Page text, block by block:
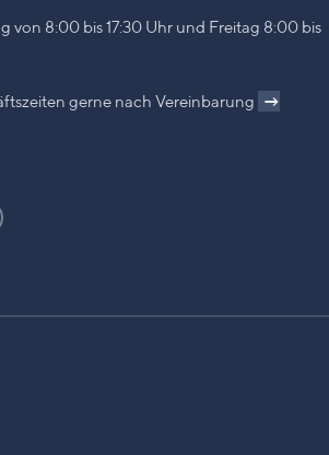
von 8:00 bis 17:30 Uhr und Freitag 8:00 bis
gerne nach Vereinbarung →